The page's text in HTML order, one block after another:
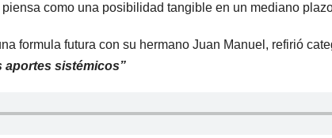
como una posibilidad tangible en un mediano
formula futura con su hermano Juan Manuel, refirió
aportes sistémicos”